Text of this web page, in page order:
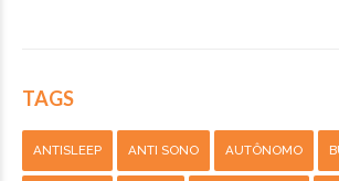
TAGS
ANTISLEEP ANTI SONO AUTÔNOMO